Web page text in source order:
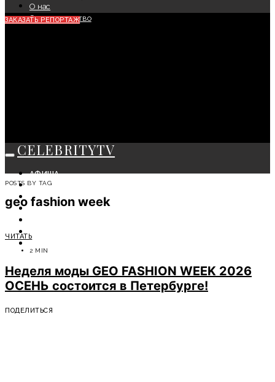
О нас
Сотрудничество
ЗАКАЗАТЬ РЕПОРТАЖ
CELEBRITYTV
АФИША
СОБЫТИЯ
КРАСОТА
МОДА
POSTS BY TAG
geo fashion week
ЧИТАТЬ
2 MIN
Неделя моды GEO FASHION WEEK 2026
ОСЕНЬ состоится в Петербурге!
ПОДЕЛИТЬСЯ